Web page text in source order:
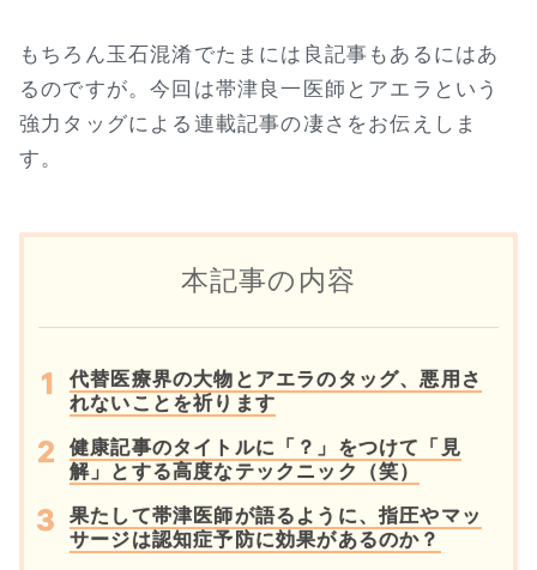
もちろん玉石混淆でたまには良記事もあるにはあ
るのですが。今回は帯津良一医師とアエラという
強力タッグによる連載記事の凄さをお伝えしま
す。
本記事の内容
代替医療界の大物とアエラのタッグ、悪用さ
れないことを祈ります
健康記事のタイトルに「？」をつけて「見
解」とする高度なテックニック（笑）
果たして帯津医師が語るように、指圧やマッ
サージは認知症予防に効果があるのか？